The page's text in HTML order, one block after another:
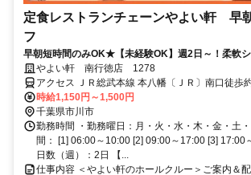
定食レストランチェーンやよい軒 早
フ
早朝短時間のみOK★【未経験OK】週2日～！柔軟
い！学校・家事との両立◎＜オンライン面接実施中＞
やよい軒 南行徳店 1278
アクセス ＪＲ総武本線 本八幡〔ＪＲ〕南口徒歩
本八幡〔新宿線〕A2口徒歩約17分、京成本線 鬼
駅南口より徒歩1分
時給1,150円～1,500円
千葉県市川市
勤務時間 ・勤務曜日：月・火・水・木・金・土
間： [1] 06:00～10:00 [2] 09:00～17:00 [3] 17:00
日数（週）：2日 【...
仕事内容 ＜やよい軒のホールクルー＞ご案内＆